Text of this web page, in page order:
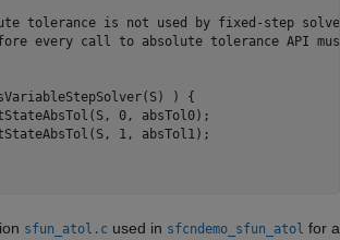
tolerance is not used by fixed-step
every call to absolute tolerance API
) {
0, absTol0);
1, absTol1);
sfun_atol.c used in sfcndemo_sfun_atol for a